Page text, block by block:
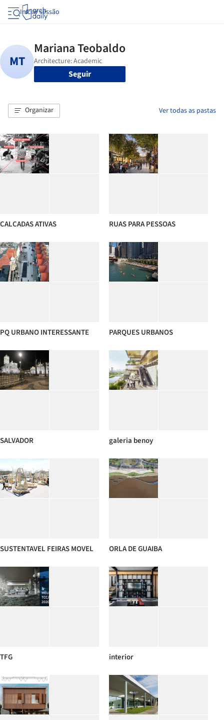
Iniciar sessão
Seguir
Organizar Ver todas as pastas
CALCADAS ATIVAS RUAS PARA PESSOAS
PQ URBANO INTERESSANTE PARQUES URBANOS
SALVADOR galeria benoy
SUSTENTAVEL FEIRAS MOVEL ORLA DE GUAIBA
TFG interior